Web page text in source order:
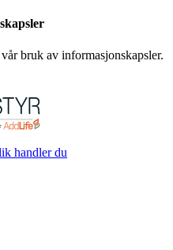
bruk av informasjonskapsler.
handler du